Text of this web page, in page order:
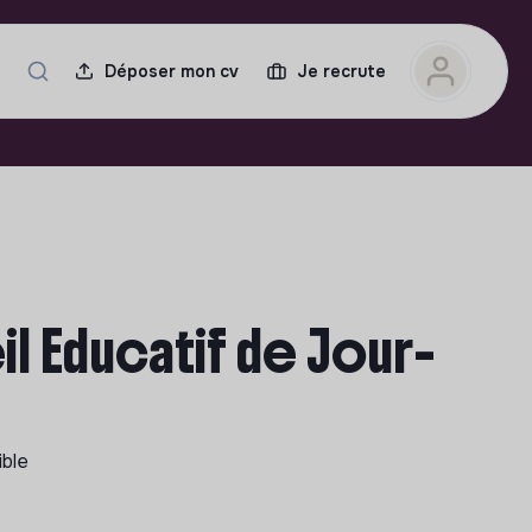
Déposer mon cv Je recrute
Educatif de Jour-